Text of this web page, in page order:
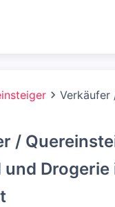
Verkäufer
/
Drogerie